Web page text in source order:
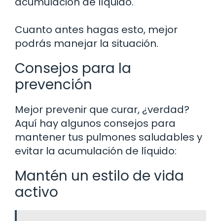
Cuanto antes hagas esto, mejor
podrás manejar la situación.
Consejos para la
prevención
Mejor prevenir que curar, ¿verdad?
Aquí hay algunos consejos para
mantener tus pulmones saludables y
evitar la acumulación de líquido:
Mantén un estilo de vida
activo